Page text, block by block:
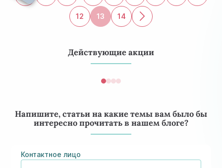
12 13 14
Действующие акции
Напишите, статьи на какие темы вам было бы
интересно прочитать в нашем блоге?
Контактное лицо